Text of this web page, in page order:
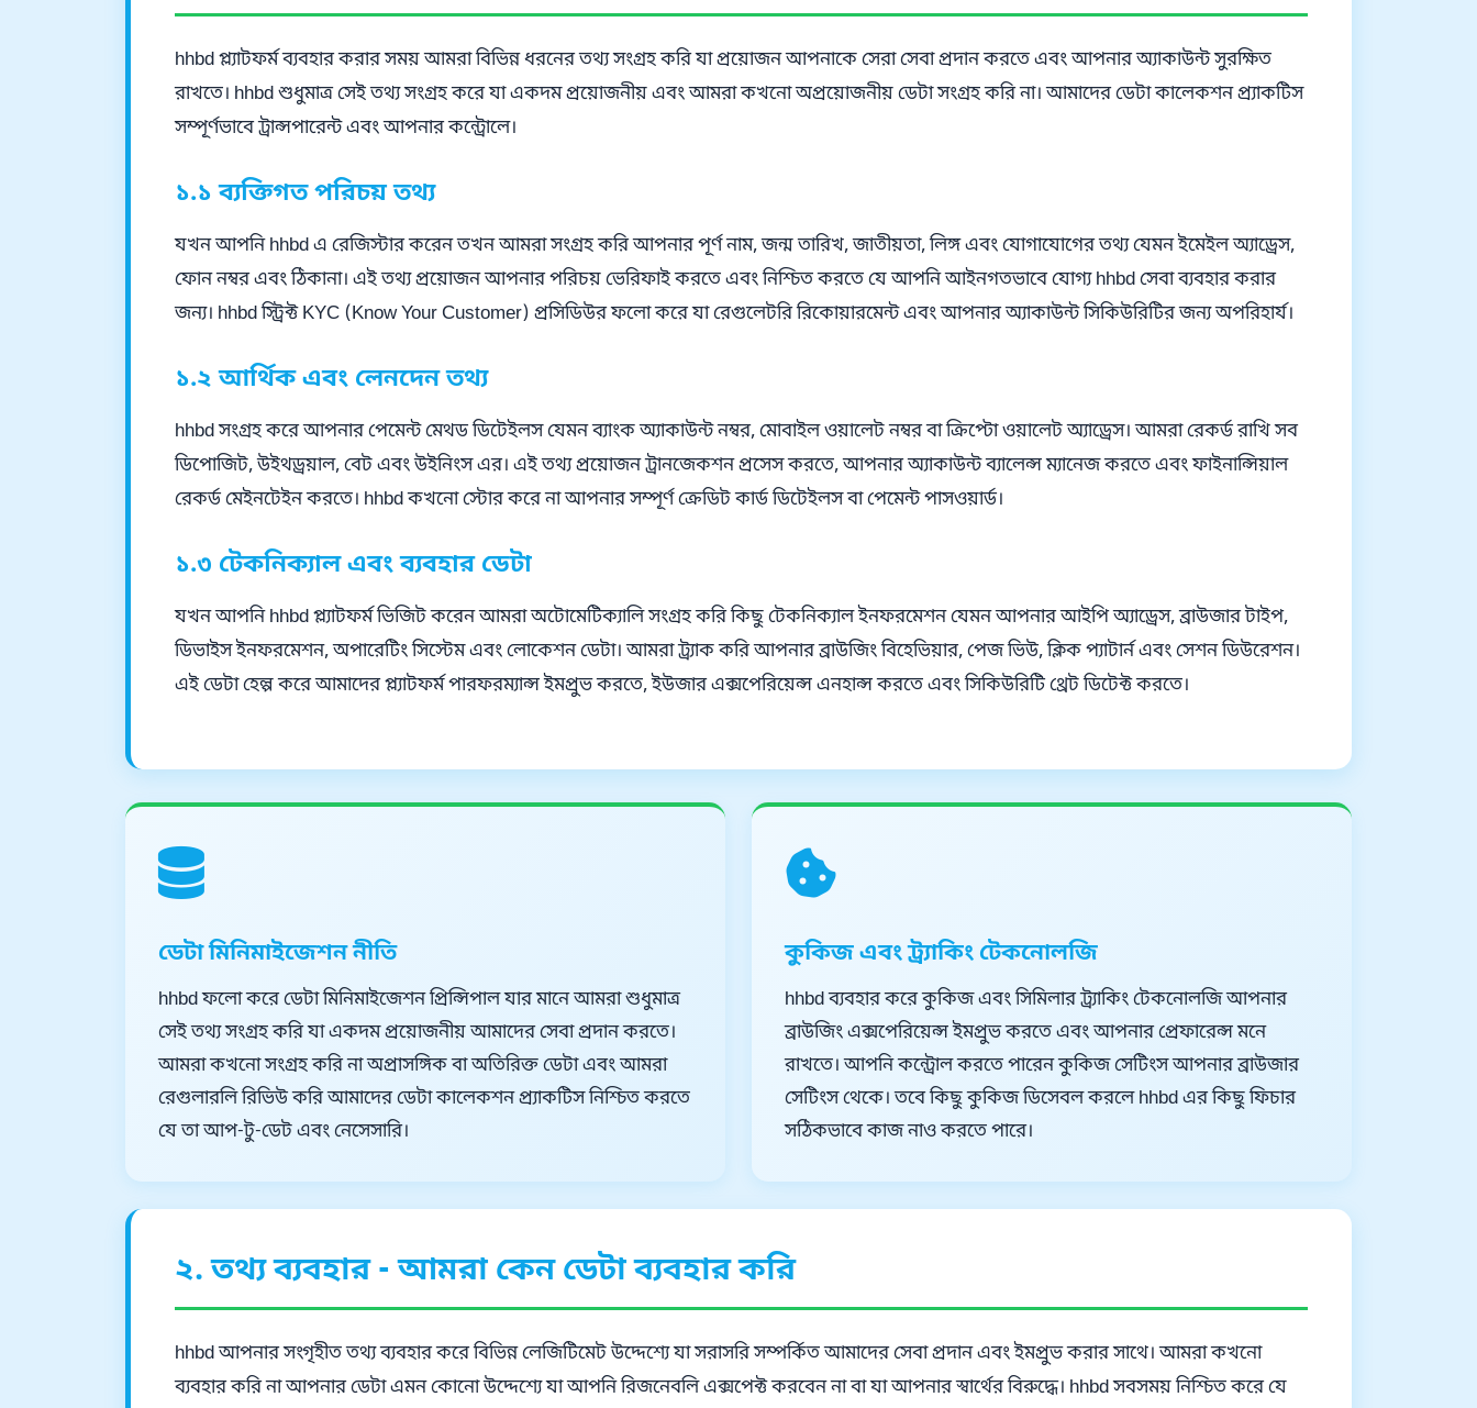
hhbd প্ল্যাটফর্ম ব্যবহার করার সময় আমরা বিভিন্ন ধরনের তথ্য সংগ্রহ করি যা প্রয়োজন আপনাকে সেরা সেবা প্রদান করতে এবং আপনার অ্যাকাউন্ট সুরক্ষিত
রাখতে। hhbd শুধুমাত্র সেই তথ্য সংগ্রহ করে যা একদম প্রয়োজনীয় এবং আমরা কখনো অপ্রয়োজনীয় ডেটা সংগ্রহ করি না। আমাদের ডেটা কালেকশন প্র্যাকটিস
সম্পূর্ণভাবে ট্রান্সপারেন্ট এবং আপনার কন্ট্রোলে।
১.১ ব্যক্তিগত পরিচয় তথ্য
যখন আপনি hhbd এ রেজিস্টার করেন তখন আমরা সংগ্রহ করি আপনার পূর্ণ নাম, জন্ম তারিখ, জাতীয়তা, লিঙ্গ এবং যোগাযোগের তথ্য যেমন ইমেইল অ্যাড্রেস,
ফোন নম্বর এবং ঠিকানা। এই তথ্য প্রয়োজন আপনার পরিচয় ভেরিফাই করতে এবং নিশ্চিত করতে যে আপনি আইনগতভাবে যোগ্য hhbd সেবা ব্যবহার করার
জন্য। hhbd স্ট্রিক্ট KYC (Know Your Customer) প্রসিডিউর ফলো করে যা রেগুলেটরি রিকোয়ারমেন্ট এবং আপনার অ্যাকাউন্ট সিকিউরিটির জন্য অপরিহার্য।
১.২ আর্থিক এবং লেনদেন তথ্য
hhbd সংগ্রহ করে আপনার পেমেন্ট মেথড ডিটেইলস যেমন ব্যাংক অ্যাকাউন্ট নম্বর, মোবাইল ওয়ালেট নম্বর বা ক্রিপ্টো ওয়ালেট অ্যাড্রেস। আমরা রেকর্ড রাখি সব
ডিপোজিট, উইথড্রয়াল, বেট এবং উইনিংস এর। এই তথ্য প্রয়োজন ট্রানজেকশন প্রসেস করতে, আপনার অ্যাকাউন্ট ব্যালেন্স ম্যানেজ করতে এবং ফাইনান্সিয়াল
রেকর্ড মেইনটেইন করতে। hhbd কখনো স্টোর করে না আপনার সম্পূর্ণ ক্রেডিট কার্ড ডিটেইলস বা পেমেন্ট পাসওয়ার্ড।
১.৩ টেকনিক্যাল এবং ব্যবহার ডেটা
যখন আপনি hhbd প্ল্যাটফর্ম ভিজিট করেন আমরা অটোমেটিক্যালি সংগ্রহ করি কিছু টেকনিক্যাল ইনফরমেশন যেমন আপনার আইপি অ্যাড্রেস, ব্রাউজার টাইপ,
ডিভাইস ইনফরমেশন, অপারেটিং সিস্টেম এবং লোকেশন ডেটা। আমরা ট্র্যাক করি আপনার ব্রাউজিং বিহেভিয়ার, পেজ ভিউ, ক্লিক প্যাটার্ন এবং সেশন ডিউরেশন।
এই ডেটা হেল্প করে আমাদের প্ল্যাটফর্ম পারফরম্যান্স ইমপ্রুভ করতে, ইউজার এক্সপেরিয়েন্স এনহান্স করতে এবং সিকিউরিটি থ্রেট ডিটেক্ট করতে।
ডেটা মিনিমাইজেশন নীতি
hhbd ফলো করে ডেটা মিনিমাইজেশন প্রিন্সিপাল যার মানে আমরা শুধুমাত্র
সেই তথ্য সংগ্রহ করি যা একদম প্রয়োজনীয় আমাদের সেবা প্রদান করতে।
আমরা কখনো সংগ্রহ করি না অপ্রাসঙ্গিক বা অতিরিক্ত ডেটা এবং আমরা
রেগুলারলি রিভিউ করি আমাদের ডেটা কালেকশন প্র্যাকটিস নিশ্চিত করতে
যে তা আপ-টু-ডেট এবং নেসেসারি।
কুকিজ এবং ট্র্যাকিং টেকনোলজি
hhbd ব্যবহার করে কুকিজ এবং সিমিলার ট্র্যাকিং টেকনোলজি আপনার
ব্রাউজিং এক্সপেরিয়েন্স ইমপ্রুভ করতে এবং আপনার প্রেফারেন্স মনে
রাখতে। আপনি কন্ট্রোল করতে পারেন কুকিজ সেটিংস আপনার ব্রাউজার
সেটিংস থেকে। তবে কিছু কুকিজ ডিসেবল করলে hhbd এর কিছু ফিচার
সঠিকভাবে কাজ নাও করতে পারে।
২. তথ্য ব্যবহার - আমরা কেন ডেটা ব্যবহার করি
hhbd আপনার সংগৃহীত তথ্য ব্যবহার করে বিভিন্ন লেজিটিমেট উদ্দেশ্যে যা সরাসরি সম্পর্কিত আমাদের সেবা প্রদান এবং ইমপ্রুভ করার সাথে। আমরা কখনো
ব্যবহার করি না আপনার ডেটা এমন কোনো উদ্দেশ্যে যা আপনি রিজনেবলি এক্সপেক্ট করবেন না বা যা আপনার স্বার্থের বিরুদ্ধে। hhbd সবসময় নিশ্চিত করে যে